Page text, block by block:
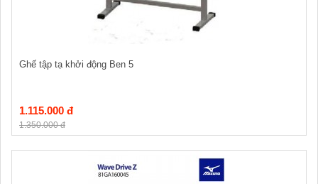
Ghế tập tạ khởi động Ben 5
1.115.000 đ
1.350.000 đ